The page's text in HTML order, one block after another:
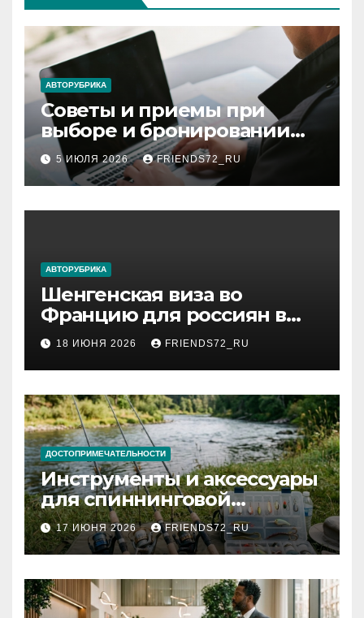
АВТОРУБРИКА
Советы и приемы при
выборе и бронировании
авиабилетов
5 ИЮЛЯ 2026 FRIENDS72_RU
АВТОРУБРИКА
Шенгенская виза во
Францию для россиян в
2026 году: сроки от 3 дней
и список необходимых
документов
18 ИЮНЯ 2026 FRIENDS72_RU
ДОСТОПРИМЕЧАТЕЛЬНОСТИ
Инструменты и аксессуары
для спиннинговой
рыбалки: назначение и
типы
17 ИЮНЯ 2026 FRIENDS72_RU